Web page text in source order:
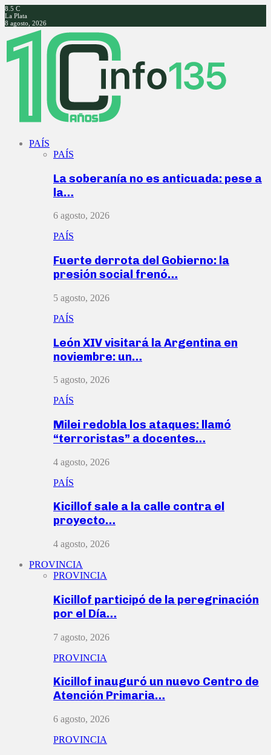
8.5 C
La Plata
8 agosto, 2026
Facebook
Twitter
Instagram
Youtube
PAÍS
PAÍS
La soberanía no es anticuada: pese a
la…
6 agosto, 2026
PAÍS
Fuerte derrota del Gobierno: la
presión social frenó…
5 agosto, 2026
PAÍS
León XIV visitará la Argentina en
noviembre: un…
5 agosto, 2026
PAÍS
Milei redobla los ataques: llamó
“terroristas” a docentes…
4 agosto, 2026
PAÍS
Kicillof sale a la calle contra el
proyecto…
4 agosto, 2026
PROVINCIA
PROVINCIA
Kicillof participó de la peregrinación
por el Día…
7 agosto, 2026
PROVINCIA
Kicillof inauguró un nuevo Centro de
Atención Primaria…
6 agosto, 2026
PROVINCIA